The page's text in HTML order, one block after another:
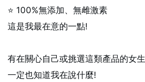
⭐ 100%無添加、無雌激素
這是我最在意的一點!
有在關心自己或挑選這類產品的女生
一定也知道我在說什麼!